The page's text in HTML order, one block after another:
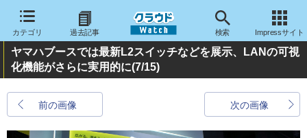
カテゴリ 過去記事 検索 Impressサイト
ヤマハブースでは最新L2スイッチなどを展示、LANの可視
化機能がさらに実用的に(7/15)
前の画像 次の画像